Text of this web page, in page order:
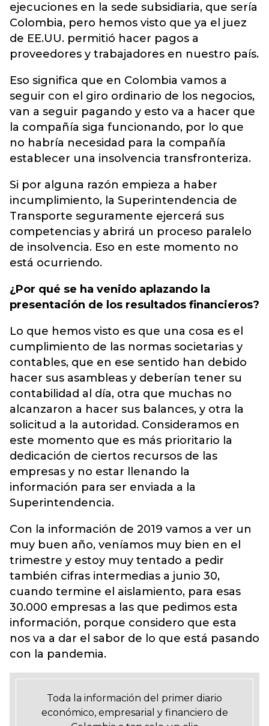
ejecuciones en la sede subsidiaria, que sería
Colombia, pero hemos visto que ya el juez
de EE.UU. permitió hacer pagos a
proveedores y trabajadores en nuestro país.
Eso significa que en Colombia vamos a
seguir con el giro ordinario de los negocios,
van a seguir pagando y esto va a hacer que
la compañía siga funcionando, por lo que
no habría necesidad para la compañía
establecer una insolvencia transfronteriza.
Si por alguna razón empieza a haber
incumplimiento, la Superintendencia de
Transporte seguramente ejercerá sus
competencias y abrirá un proceso paralelo
de insolvencia. Eso en este momento no
está ocurriendo.
¿Por qué se ha venido aplazando la
presentación de los resultados financieros?
Lo que hemos visto es que una cosa es el
cumplimiento de las normas societarias y
contables, que en ese sentido han debido
hacer sus asambleas y deberían tener su
contabilidad al día, otra que muchas no
alcanzaron a hacer sus balances, y otra la
solicitud a la autoridad. Consideramos en
este momento que es más prioritario la
dedicación de ciertos recursos de las
empresas y no estar llenando la
información para ser enviada a la
Superintendencia.
Con la información de 2019 vamos a ver un
muy buen año, veníamos muy bien en el
trimestre y estoy muy tentado a pedir
también cifras intermedias a junio 30,
cuando termine el aislamiento, para esas
30.000 empresas a las que pedimos esta
información, porque considero que esta
nos va a dar el sabor de lo que está pasando
con la pandemia.
Toda la información del primer diario
económico, empresarial y financiero de